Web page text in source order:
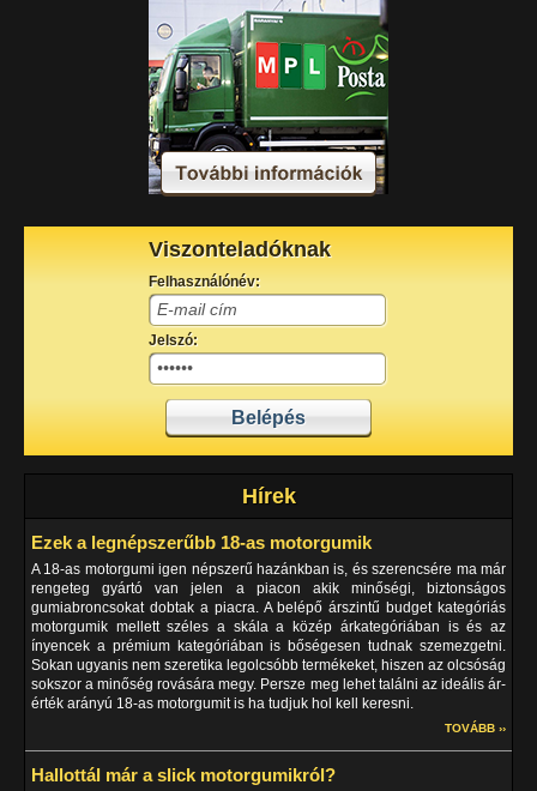
Viszonteladóknak
Felhasználónév:
Jelszó:
Hírek
Ezek a legnépszerűbb 18-as motorgumik
A 18-as motorgumi igen népszerű hazánkban is, és szerencsére ma már
rengeteg gyártó van jelen a piacon akik minőségi, biztonságos
gumiabroncsokat dobtak a piacra. A belépő árszintű budget kategóriás
motorgumik mellett széles a skála a közép árkategóriában is és az
ínyencek a prémium kategóriában is bőségesen tudnak szemezgetni.
Sokan ugyanis nem szeretika legolcsóbb termékeket, hiszen az olcsóság
sokszor a minőség rovására megy. Persze meg lehet találni az ideális ár-
érték arányú 18-as motorgumit is ha tudjuk hol kell keresni.
TOVÁBB ››
Hallottál már a slick motorgumikról?